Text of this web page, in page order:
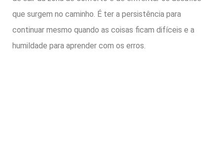
que surgem no caminho. É ter a persistência para
continuar mesmo quando as coisas ficam difíceis e a
humildade para aprender com os erros.